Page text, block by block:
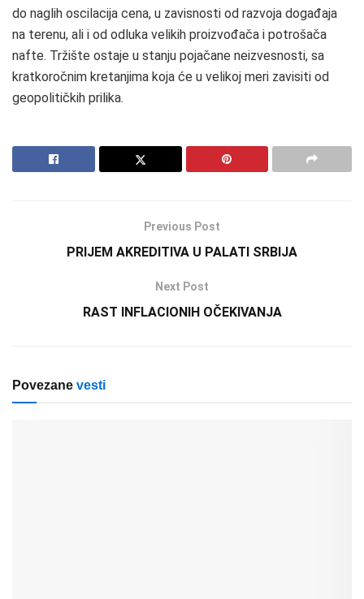
do naglih oscilacija cena, u zavisnosti od razvoja događaja
na terenu, ali i od odluka velikih proizvođača i potrošača
nafte. Tržište ostaje u stanju pojačane neizvesnosti, sa
kratkoročnim kretanjima koja će u velikoj meri zavisiti od
geopolitičkih prilika.
Previous Post
PRIJEM AKREDITIVA U PALATI SRBIJA
Next Post
RAST INFLACIONIH OČEKIVANJA
Povezane vesti